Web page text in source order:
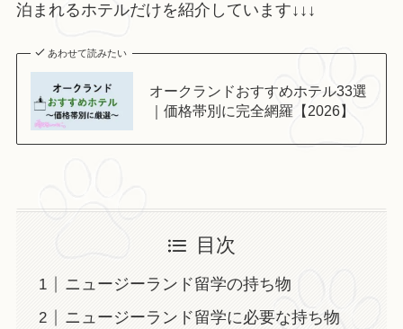
泊まれるホテルだけを紹介しています↓↓↓
あわせて読みたい
オークランドおすすめホテル33選
｜価格帯別に完全網羅【2026】
目次
ニュージーランド留学の持ち物
ニュージーランド留学に必要な持ち物